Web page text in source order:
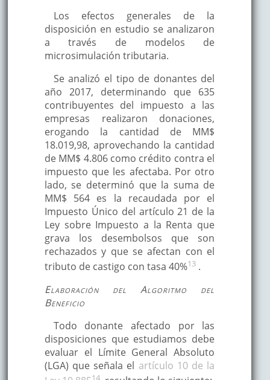
Los efectos generales de la
disposición en estudio se analizaron
a través de modelos de
microsimulación tributaria.
Se analizó el tipo de donantes del
año 2017, determinando que 635
contribuyentes del impuesto a las
empresas realizaron donaciones,
erogando la cantidad de MM$
18.019,98, aprovechando la cantidad
de MM$ 4.806 como crédito contra el
impuesto que les afectaba. Por otro
lado, se determinó que la suma de
MM$ 564 es la recaudada por el
Impuesto Único del artículo 21 de la
Ley sobre Impuesto a la Renta que
grava los desembolsos que son
rechazados y que se afectan con el
tributo de castigo con tasa 40%13.
Elaboración del Algoritmo del
Beneficio
Todo donante afectado por las
disposiciones que estudiamos debe
evaluar el Límite General Absoluto
(LGA) que señala el artículo 10 de la
14